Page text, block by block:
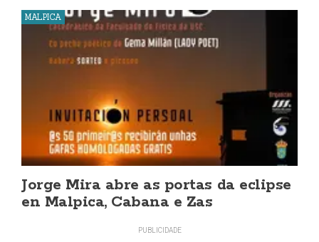
MALPICA
Jorge Mira abre as portas da eclipse
en Malpica, Cabana e Zas